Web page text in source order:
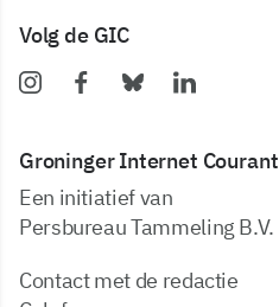
Volg de GIC
Groninger Internet Courant
Een initiatief van
Persbureau Tammeling B.V.
Contact met de redactie